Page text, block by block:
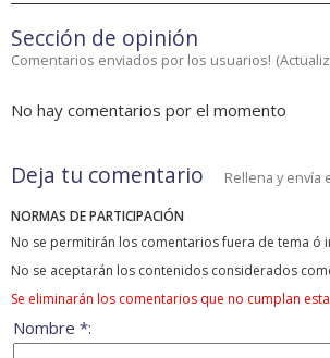
Sección de opinión
Comentarios enviados por los usuarios! (
No hay comentarios por el momento
Deja tu comentario Rellena y envía
NORMAS DE PARTICIPACIÓN
No se permitirán los comentarios fuera de tema ó
No se aceptarán los contenidos considerados
Se eliminarán los comentarios que no cumplan
Nombre *: